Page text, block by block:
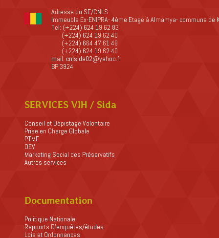
Adresse du SE/CNLS
Immeuble Ex-ENIPRA- 4ème Etage à Almamya- commune de
Tel: (+224) 624 19 62 83
(+224) 624 19 62 40
(+224) 664 47 61 49
(+224) 624 19 62 40
mail: cnlsida02@yahoo.fr
BP:3924
SERVICES VIH / Sida
Conseil et Dépistage Volontaire
Prise en Charge Globale
PTME
OEV
Marketing Social des Préservatifs
Autres services
Documentation
Politique Nationale
Rapports D’enquêtes/études
Lois et Ordonnances